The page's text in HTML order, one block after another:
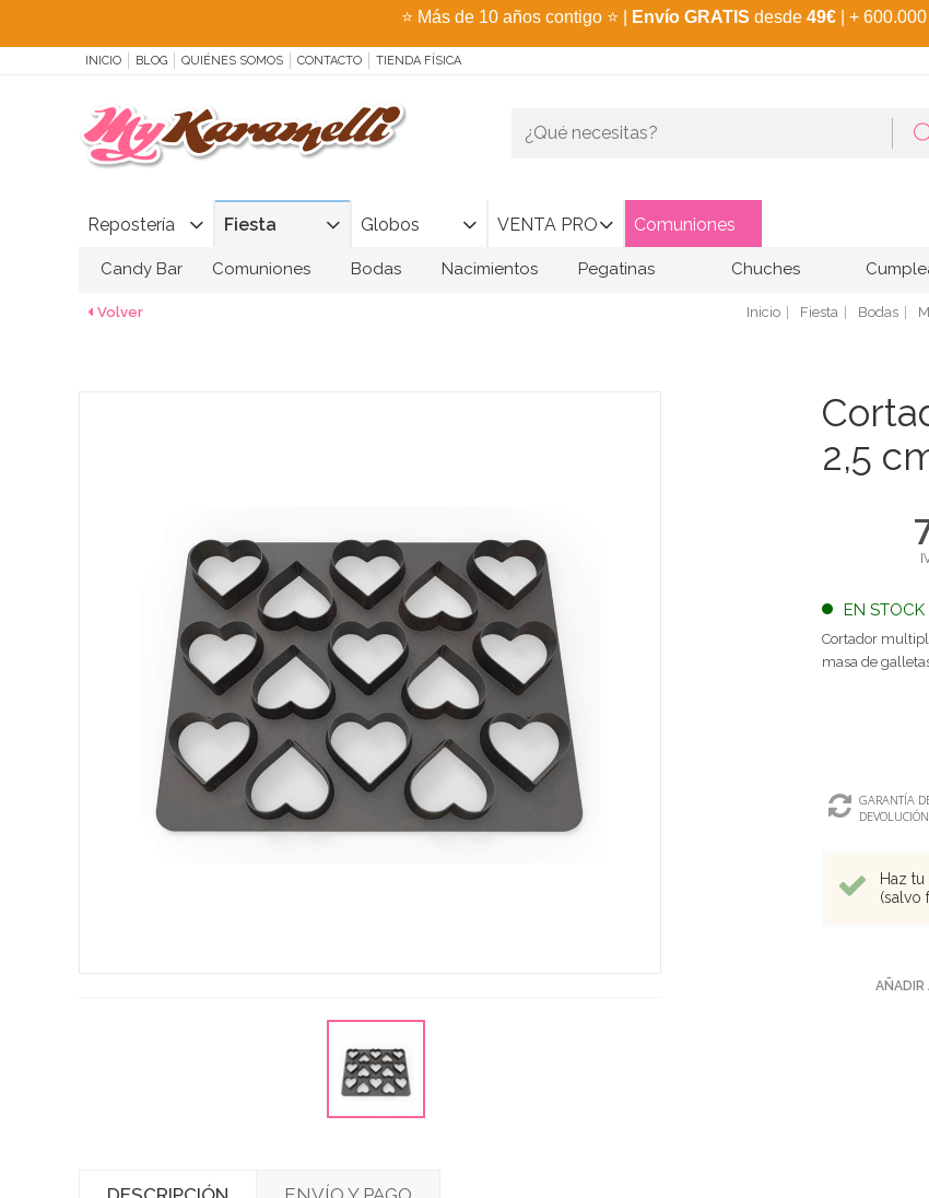
⭐ Más de 10 años contigo ⭐ Envío GRATIS desde 49€ | +
INICIO BLOG QUIÉNES SOMOS CONTACTO TIENDA FÍSICA
Repostería Fiesta Globos VENTA PRO Comuniones
Candy Bar Comuniones Bodas Nacimientos Pegatinas Chuches
Volver Inicio Fiesta Bodas
2,5
EN STOCK
Cortador
masa de
GARANTÍA
DEVOLUCIÓN
Haz
(salvo
AÑADIR